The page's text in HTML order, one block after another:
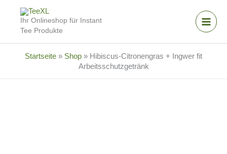
springen
Ihr Onlineshop für Instant
Tee Produkte
Startseite » Shop » Hibiscus-Citronengras + Ingwer fit
Arbeitsschutzgetränk